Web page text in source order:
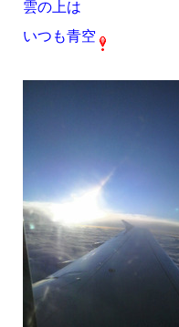
雲の上は
いつも青空